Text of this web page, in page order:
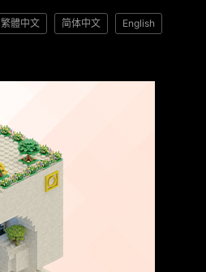
繁體中文 简体中文 English